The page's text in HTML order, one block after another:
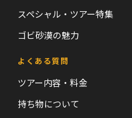
スペシャル・ツアー特集
ゴビ砂漠の魅力
よくある質問
ツアー内容・料金
持ち物について